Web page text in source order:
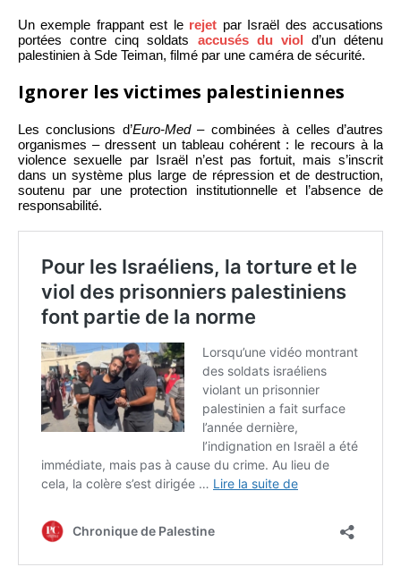
Un exemple frappant est le rejet par Israël des accusations
portées contre cinq soldats accusés du viol d’un détenu
palestinien à Sde Teiman, filmé par une caméra de sécurité.
Ignorer les victimes palestiniennes
Les conclusions d’Euro-Med– combinées à celles d’autres
organismes – dressent un tableau cohérent : le recours à la
violence sexuelle par Israël n’est pas fortuit, mais s’inscrit
dans un système plus large de répression et de destruction,
soutenu par une protection institutionnelle et l’absence de
responsabilité.